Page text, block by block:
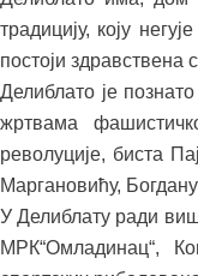
традицију, коју
постоји здравствена
Делиблато је
жртвама
револуције, биста
Маргановићу,
У Делиблату ради
МРК“Омладинац“,